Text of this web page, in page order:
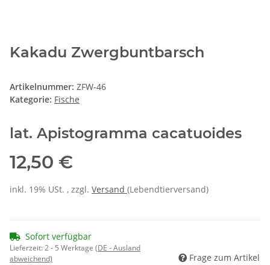
Kakadu Zwergbuntbarsch
Artikelnummer: ZFW-46
Kategorie: Fische
lat. Apistogramma cacatuoides
12,50 €
inkl. 19% USt. , zzgl. Versand (Lebendtierversand)
Sofort verfügbar
Lieferzeit:2 - 5 Werktage (DE - Ausland
abweichend)
Frage zum Artikel